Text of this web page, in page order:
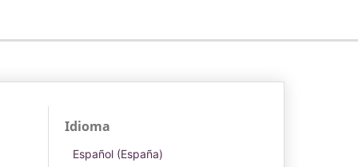
Idioma
Español (España)